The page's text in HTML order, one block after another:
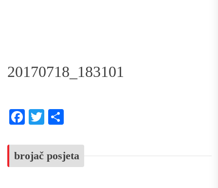
20170718_183101
Facebook
Twitter
brojač posjeta